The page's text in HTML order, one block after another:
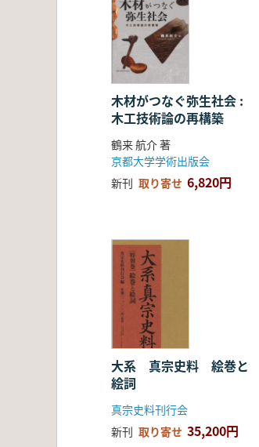
木材がつなぐ弥生社会 :
木工技術論の再構築
鶴来 航介 著
京都大学学術出版会
新刊 取り寄せ 6,820円
大系 真宗史料 絵巻と
絵詞
真宗史料刊行会
新刊 取り寄せ 35,200円